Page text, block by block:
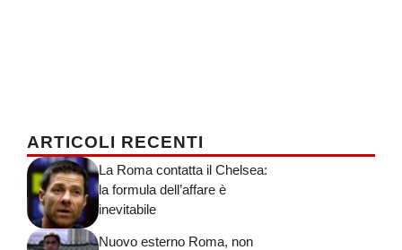
ARTICOLI RECENTI
La Roma contatta il Chelsea:
la formula dell’affare è
inevitabile
Nuovo esterno Roma, non